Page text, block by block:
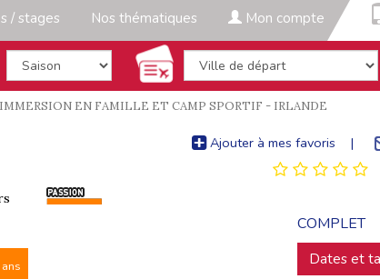
/ stages Nos thématiques Mon compte
IMMERSION EN FAMILLE ET CAMP SPORTIF - IRLANDE
Ajouter à mes favoris |
COMPLET
Dates et